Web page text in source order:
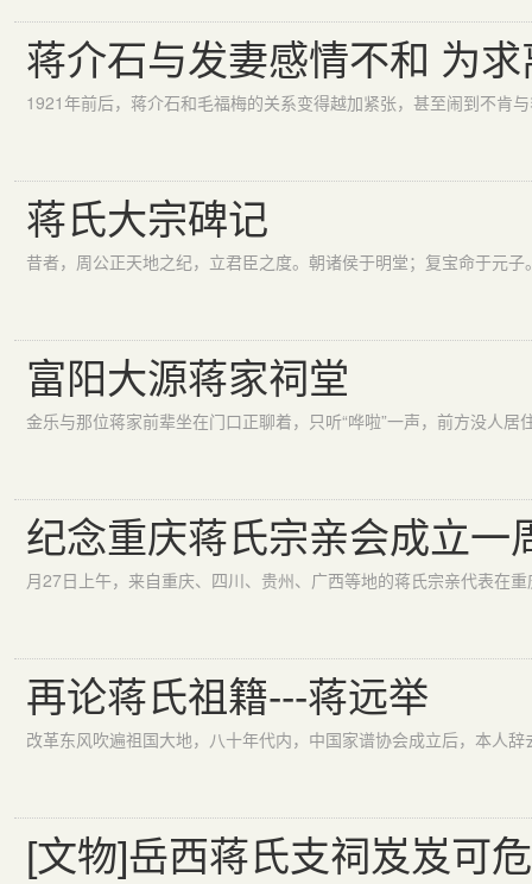
蒋介石与发妻感情不和 为
蒋氏大宗碑记
富阳大源蒋家祠堂
纪念重庆蒋氏宗亲会成立一
再论蒋氏祖籍---蒋远举
[文物]岳西蒋氏支祠岌岌可